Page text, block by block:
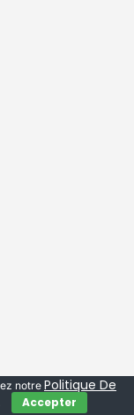
notrePolitique De
Accepter